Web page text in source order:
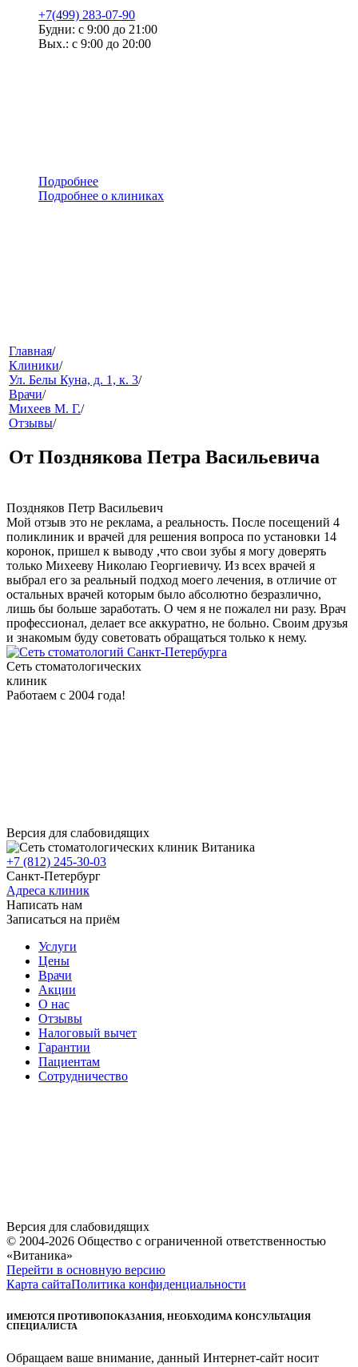
+7(499) 283-07-90
Будни: с 9:00 до 21:00
Вых.: с 9:00 до 20:00
Подробнее
Подробнее о клиниках
меню
клиники
Главная/
Клиники/
Ул. Белы Куна, д. 1, к. 3/
Врачи/
Михеев М. Г./
Отзывы/
От Позднякова Петра Васильевича
Поздняков Петр Васильевич
Мой отзыв это не реклама, а реальность. После посещений 4
поликлиник и врачей для решения вопроса по установки 14
коронок, пришел к выводу ,что свои зубы я могу доверять
только Михееву Николаю Георгиевичу. Из всех врачей я
выбрал его за реальный подход моего лечения, в отличие от
остальных врачей которым было абсолютно безразлично,
лишь бы больше заработать. О чем я не пожалел ни разу. Врач
профессионал, делает все аккуратно, не больно. Своим друзья
и знакомым буду советовать обращаться только к нему.
Сеть стоматологических
клиник
Работаем с 2004 года!
Версия для слабовидящих
+7 (812) 245-30-03
Санкт-Петербург
Адреса клиник
Написать нам
Записаться на приём
Услуги
Цены
Врачи
Акции
О нас
Отзывы
Налоговый вычет
Гарантии
Пациентам
Сотрудничество
Версия для слабовидящих
© 2004-2026 Общество с ограниченной ответственностью
«Витаника»
Перейти в основную версию
Карта сайтаПолитика конфиденциальности
ИМЕЮТСЯ ПРОТИВОПОКАЗАНИЯ, НЕОБХОДИМА КОНСУЛЬТАЦИЯ
СПЕЦИАЛИСТА
Обращаем ваше внимание, данный Интернет-сайт носит